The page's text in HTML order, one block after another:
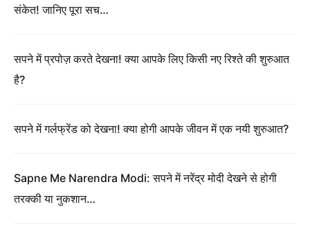
संकेत! जानिए पूरा सच…
सपने में प्रपोज़ करते देखना! क्या आपके लिए किसी नए रिश्ते की शुरुआत
है?
सपने में गर्लफ्रेंड को देखना! क्या होगी आपके जीवन में एक नयी शुरुआत?
Sapne Me Narendra Modi: सपने में नरेंद्र मोदी देखने से होगी
तरक्की या नुकशान…